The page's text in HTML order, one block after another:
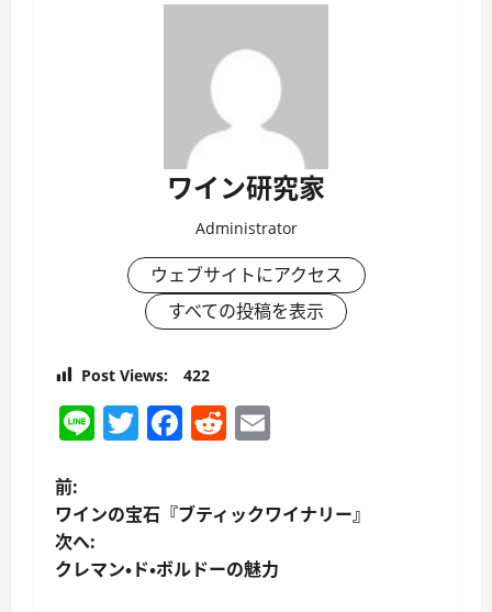
ワイン研究家
Administrator
ウェブサイトにアクセス
すべての投稿を表示
Post Views: 422
LineTwitter
Facebook
Reddit
投
稿
ナ
前:
ワインの宝石『ブティックワイナリー』
次へ:
クレマン・ド・ボルドーの魅力